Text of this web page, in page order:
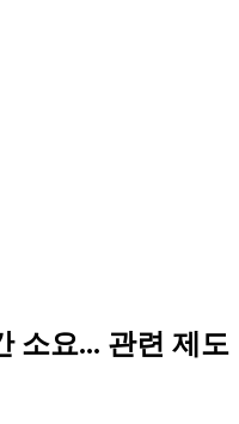
소요... 관련 제도